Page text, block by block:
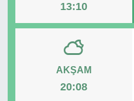
13:10
AKŞAM
20:08